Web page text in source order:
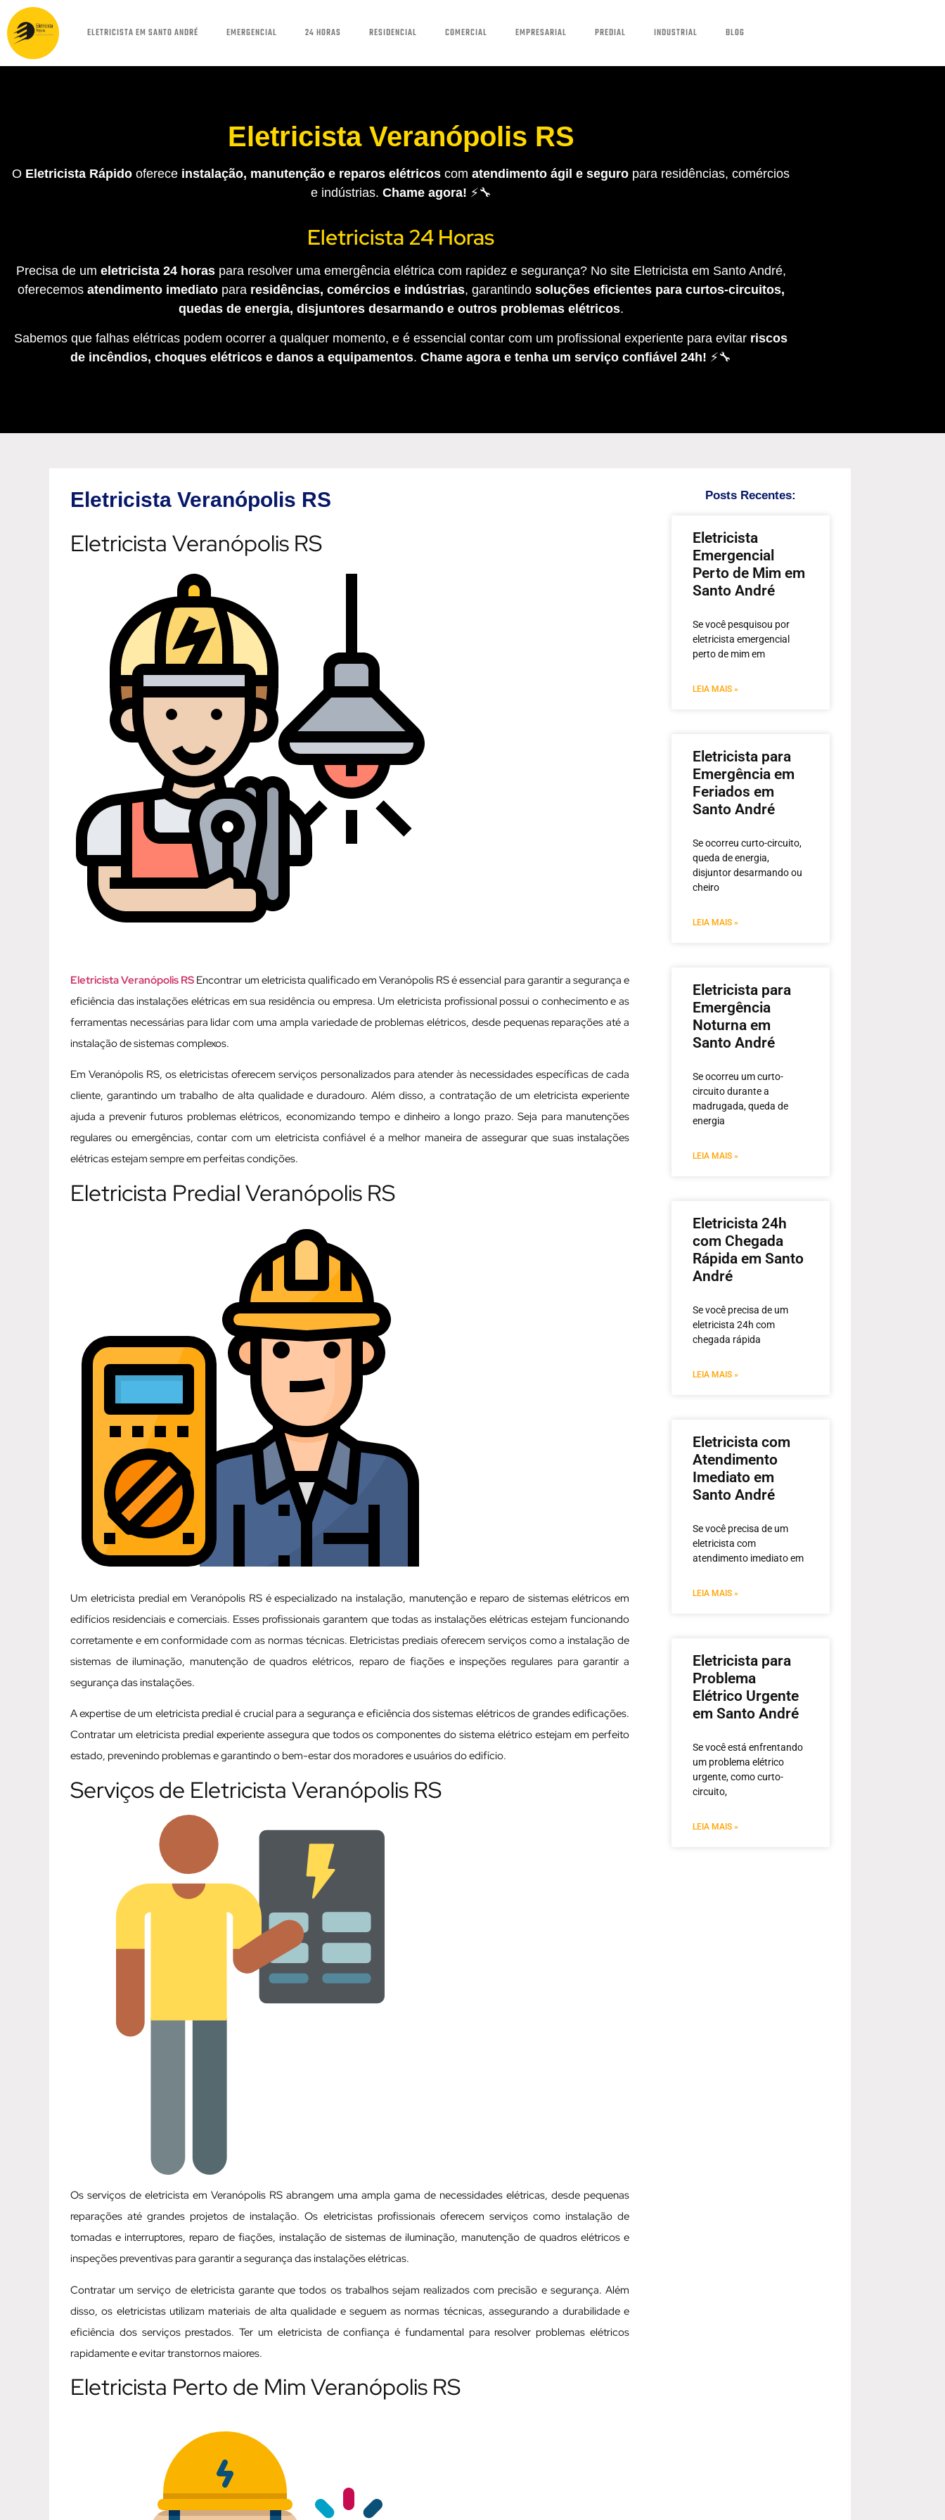
ELETRICISTA EM SANTO ANDRÉ EMERGENCIAL 24 HORAS RESIDENCIAL COMERCIAL EMPRESARIAL PREDIAL INDUSTRIAL BLOG
Eletricista Veranópolis RS
O Eletricista Rápido oferece instalação, manutenção e reparos elétricos com atendimento ágil e seguro para residências, comércios
e indústrias. Chame agora! ⚡🔧
Eletricista 24 Horas
Precisa de um eletricista 24 horaspara resolver uma emergência elétrica com rapidez e segurança? No site Eletricista em Santo André,
oferecemos atendimento imediatopara residências, comércios e indústrias, garantindo soluções eficientes para curtos-circuitos,
quedas de energia, disjuntores desarmando e outros problemas elétricos.
Sabemos que falhas elétricas podem ocorrer a qualquer momento, e é essencial contar com um profissional experiente para evitar riscos
de incêndios, choques elétricos e danos a equipamentos. Chame agora e tenha um serviço confiável 24h! ⚡🔧
Eletricista Veranópolis RS
Eletricista Veranópolis RS
Eletricista Veranópolis RS Encontrar um eletricista qualificado em Veranópolis RS é essencial para garantir a segurança e
eficiência das instalações elétricas em sua residência ou empresa. Um eletricista profissional possui o conhecimento e as
ferramentas necessárias para lidar com uma ampla variedade de problemas elétricos, desde pequenas reparações até a
instalação de sistemas complexos.
Em Veranópolis RS, os eletricistas oferecem serviços personalizados para atender às necessidades específicas de cada
cliente, garantindo um trabalho de alta qualidade e duradouro. Além disso, a contratação de um eletricista experiente
ajuda a prevenir futuros problemas elétricos, economizando tempo e dinheiro a longo prazo. Seja para manutenções
regulares ou emergências, contar com um eletricista confiável é a melhor maneira de assegurar que suas instalações
elétricas estejam sempre em perfeitas condições.
Eletricista Predial Veranópolis RS
Um eletricista predial em Veranópolis RS é especializado na instalação, manutenção e reparo de sistemas elétricos em
edifícios residenciais e comerciais. Esses profissionais garantem que todas as instalações elétricas estejam funcionando
corretamente e em conformidade com as normas técnicas. Eletricistas prediais oferecem serviços como a instalação de
sistemas de iluminação, manutenção de quadros elétricos, reparo de fiações e inspeções regulares para garantir a
segurança das instalações.
A expertise de um eletricista predial é crucial para a segurança e eficiência dos sistemas elétricos de grandes edificações.
Contratar um eletricista predial experiente assegura que todos os componentes do sistema elétrico estejam em perfeito
estado, prevenindo problemas e garantindo o bem-estar dos moradores e usuários do edifício.
Serviços de Eletricista Veranópolis RS
Os serviços de eletricista em Veranópolis RS abrangem uma ampla gama de necessidades elétricas, desde pequenas
reparações até grandes projetos de instalação. Os eletricistas profissionais oferecem serviços como instalação de
tomadas e interruptores, reparo de fiações, instalação de sistemas de iluminação, manutenção de quadros elétricos e
inspeções preventivas para garantir a segurança das instalações elétricas.
Contratar um serviço de eletricista garante que todos os trabalhos sejam realizados com precisão e segurança. Além
disso, os eletricistas utilizam materiais de alta qualidade e seguem as normas técnicas, assegurando a durabilidade e
eficiência dos serviços prestados. Ter um eletricista de confiança é fundamental para resolver problemas elétricos
rapidamente e evitar transtornos maiores.
Eletricista Perto de Mim Veranópolis RS
Posts Recentes:
Eletricista
Emergencial
Perto de Mim em
Santo André
Se você pesquisou por
eletricista emergencial
perto de mim em
LEIA MAIS »
Eletricista para
Emergência em
Feriados em
Santo André
Se ocorreu curto-circuito,
queda de energia,
disjuntor desarmando ou
cheiro
LEIA MAIS »
Eletricista para
Emergência
Noturna em
Santo André
Se ocorreu um curto-
circuito durante a
madrugada, queda de
energia
LEIA MAIS »
Eletricista 24h
com Chegada
Rápida em Santo
André
Se você precisa de um
eletricista 24h com
chegada rápida
LEIA MAIS »
Eletricista com
Atendimento
Imediato em
Santo André
Se você precisa de um
eletricista com
atendimento imediato em
LEIA MAIS »
Eletricista para
Problema
Elétrico Urgente
em Santo André
Se você está enfrentando
um problema elétrico
urgente, como curto-
circuito,
LEIA MAIS »